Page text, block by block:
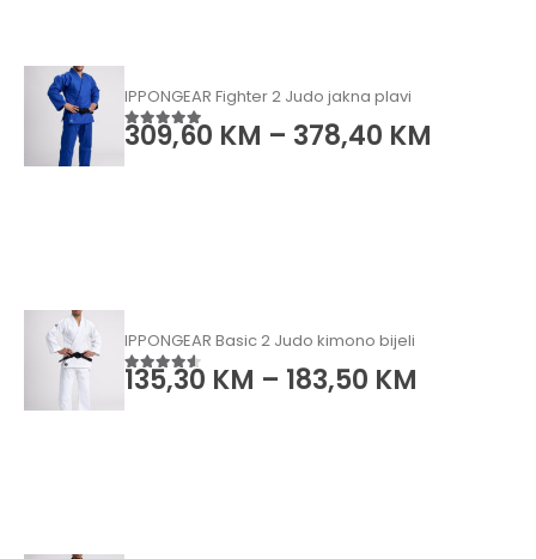
IPPONGEAR Fighter 2 Judo jakna plavi
5.00od 5
309,60 KM – 378,40 KM
IPPONGEAR Basic 2 Judo kimono bijeli
4.50od 5
135,30 KM – 183,50 KM